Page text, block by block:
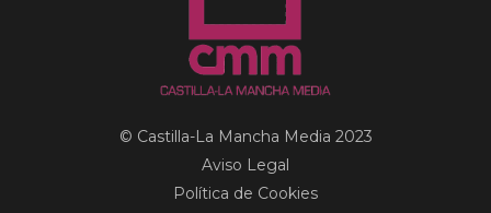
© Castilla-La Mancha Media 2023
Aviso Legal
Política de Cookies